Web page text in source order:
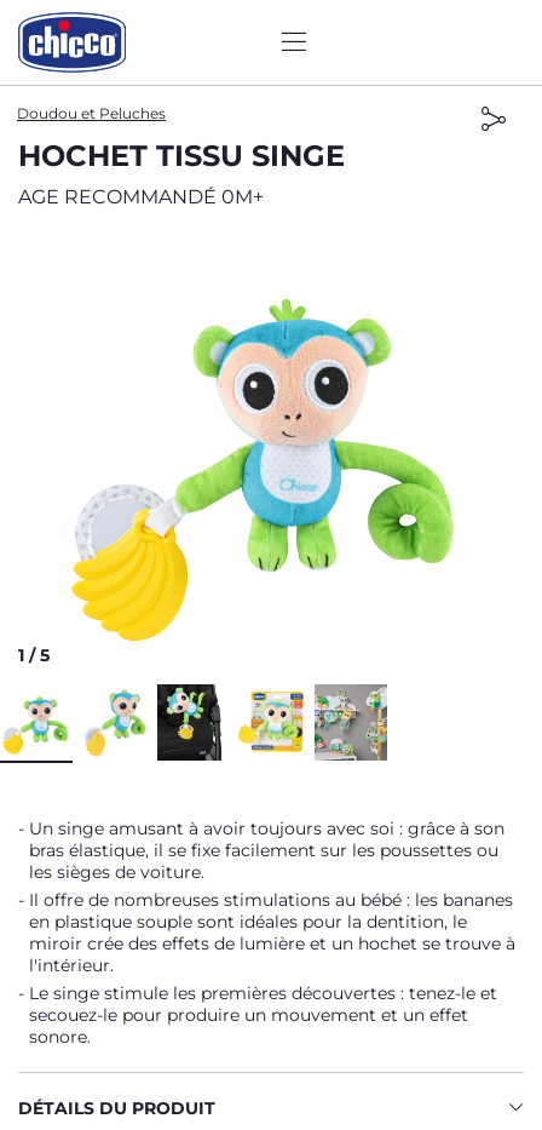
Doudou et Peluches
HOCHET TISSU SINGE
AGE RECOMMANDÉ 0M+
1 /5
Un singe amusant à avoir toujours avec soi : grâce à son
bras élastique, il se fixe facilement sur les poussettes ou
les sièges de voiture.
Il offre de nombreuses stimulations au bébé : les bananes
en plastique souple sont idéales pour la dentition, le
miroir crée des effets de lumière et un hochet se trouve à
l'intérieur.
Le singe stimule les premières découvertes : tenez-le et
secouez-le pour produire un mouvement et un effet
sonore.
DÉTAILS DU PRODUIT